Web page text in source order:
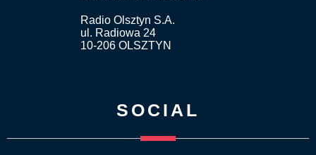
Radio Olsztyn S.A.
ul. Radiowa 24
10-206 OLSZTYN
SOCIAL